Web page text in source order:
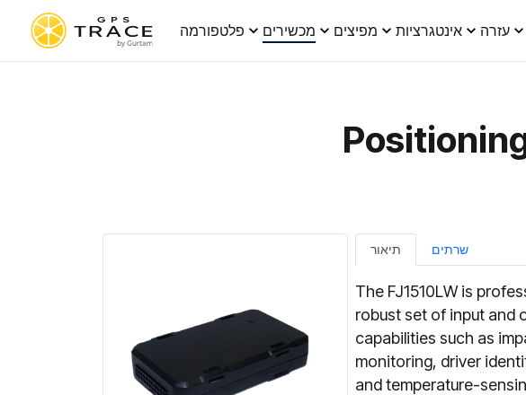
פלטפורמה מכשירים מפיצים אינטגרציות עזרה
תיאור שרתים
The FJ1510LW is
robust set of input and
capabilities such as
monitoring, driver
and temperature-